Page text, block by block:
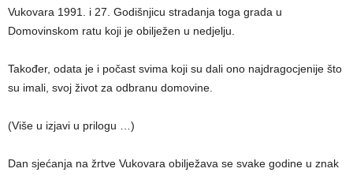
Vukovara 1991. i 27. Godišnjicu stradanja toga grada u
Domovinskom ratu koji je obilježen u nedjelju.
Također, odata je i počast svima koji su dali ono najdragocjenije što
su imali, svoj život za odbranu domovine.
(Više u izjavi u prilogu …)
Dan sjećanja na žrtve Vukovara obilježava se svake godine u znak